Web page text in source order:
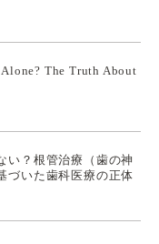
The Truth About
い？根管治療（歯の神
づいた歯科医療の正体